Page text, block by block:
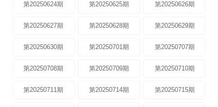
第20250624期 第20250625期 第20250626期
第20250627期 第20250628期 第20250629期
第20250630期 第20250701期 第20250707期
第20250708期 第20250709期 第20250710期
第20250711期 第20250714期 第20250715期